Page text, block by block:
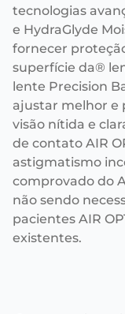
tecnologias
e HydraGlyde
fornecer
superfície da®
lente Precision
ajustar melhor e
visão nítida e
de contato AIR
astigmatismo
comprovado do
não sendo
pacientes AIR
existentes.